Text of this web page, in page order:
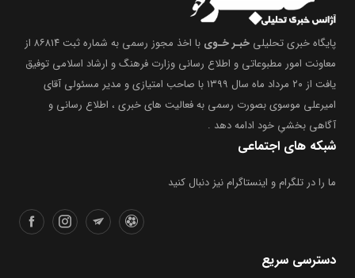
پایگاه خبری تحلیلی خبـر خـوی
با اخذ مجوز رسمی به شماره ثبت ۸۶۸۱۴ از
معاونت امور مطبوعاتی و اطلاع رسانی وزارت فرهنگ و ارشاد اسلامی توفیق
یافت از ۲۰ مرداد ماه سال ۱۳۹۹ با صاحب امتیازی و مدیر مسئولی آقای
امیرعلی موسوی بصورت رسمی به فعالیت های خبری ، اطلاع رسانی و
آگاهی بخشیِ خود ادامه دهد .
شبکه های اجتماعی
ما را در تلگرام و اینستاگرام نیز دنبال کنید
دسترسی سریع